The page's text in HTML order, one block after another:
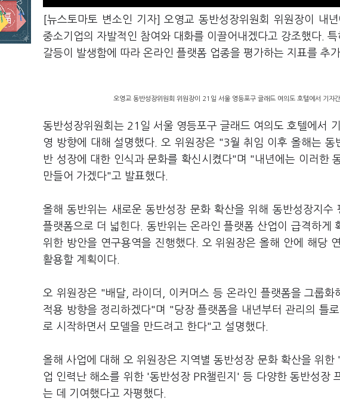
[뉴스토마토 변소인 기자] 오영교 동반성장위원회 위원장이 내
중소기업의 자발적인 참여와 대화를 이끌어내겠다고 강조했다.
갈등이 발생함에 따라 온라인 플랫폼 업종을 평가하는 지표를 추
오영교 동반성장위원회 위원장이 21일 서울 영등포구 글래드 여의도 호텔에서 기자
동반성장위원회는 21일 서울 영등포구 글래드 여의도 호텔에서
영 방향에 대해 설명했다. 오 위원장은 "3월 취임 이후 올해는
반 성장에 대한 인식과 문화를 확신시켰다"며 "내년에는 이러한
만들어 가겠다"고 발표했다.
올해 동반위는 새로운 동반성장 문화 확산을 위해 동반성장지
플랫폼으로 더 넓힌다. 동반위는 온라인 플랫폼 산업이 급격하게
위한 방안을 연구용역을 진행했다. 오 위원장은 올해 안에 해당
활용할 계획이다.
오 위원장은 "배달, 라이더, 이커머스 등 온라인 플랫폼을 그룹
적용 방향을 정리하겠다"며 "당장 플랫폼을 내년부터 관리의 틀
로 시작하면서 모델을 만드려고 한다"고 설명했다.
올해 사업에 대해 오 위원장은 지역별 동반성장 문화 확산을 위
업 인력난 해소를 위한 '동반성장 PR챌린지' 등 다양한 동반성장
는 데 기여했다고 자평했다.